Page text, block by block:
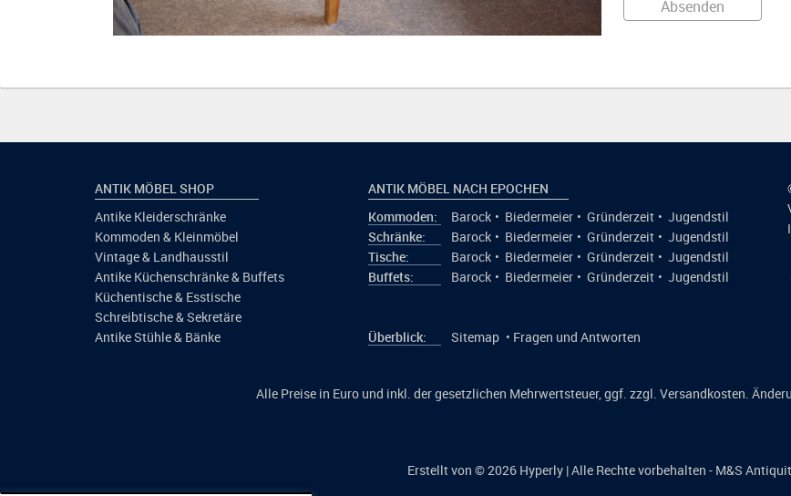
ANTIK MÖBEL SHOP
Antike Kleiderschränke
Kommoden & Kleinmöbel
Vintage & Landhausstil
Antike Küchenschränke & Buffets
Küchentische & Esstische
Schreibtische & Sekretäre
Antike Stühle & Bänke
ANTIK MÖBEL NACH EPOCHEN
Kommoden:
Barock • Biedermeier • Gründerzeit • Jugendstil
Schränke:
Barock • Biedermeier • Gründerzeit • Jugendstil
Tische:
Barock • Biedermeier • Gründerzeit • Jugendstil
Buffets:
Barock • Biedermeier • Gründerzeit • Jugendstil
Überblick: Sitemap • Fragen und Antworten
Alle Preise in Euro und inkl. der gesetzlichen Mehrwertsteuer, ggf. zzgl. Versandkosten.
Erstellt von © 2026 Hyperly | Alle Rechte vorbehalten - M&S